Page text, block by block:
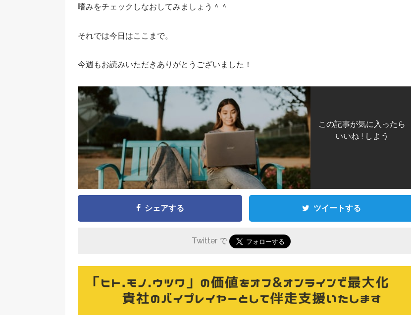
嗜みをチェックしなおしてみましょう＾＾
それでは今日はここまで。
今週もお読みいただきありがとうございました！
この記事が気に入ったら
いいね ! しよう
シェアする ツイートする
Twitter で